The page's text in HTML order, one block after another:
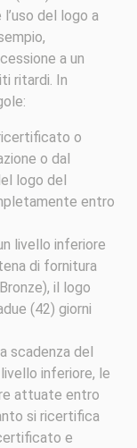
del logo a
a un
ritardi. In
o
o dal
logo del
entro
livello inferiore
di fornitura
il logo
(42) giorni
scadenza del
inferiore, le
attuate entro
si ricertifica
e